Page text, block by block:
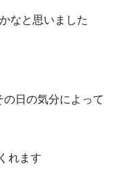
なと思いました
日の気分によって
れます